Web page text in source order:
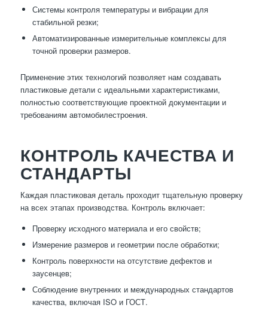
Системы контроля температуры и вибрации для
стабильной резки;
Автоматизированные измерительные комплексы для
точной проверки размеров.
Применение этих технологий позволяет нам создавать
пластиковые детали с идеальными характеристиками,
полностью соответствующие проектной документации и
требованиям автомобилестроения.
КОНТРОЛЬ КАЧЕСТВА И
СТАНДАРТЫ
Каждая пластиковая деталь проходит тщательную проверку
на всех этапах производства. Контроль включает:
Проверку исходного материала и его свойств;
Измерение размеров и геометрии после обработки;
Контроль поверхности на отсутствие дефектов и
заусенцев;
Соблюдение внутренних и международных стандартов
качества, включая ISO и ГОСТ.